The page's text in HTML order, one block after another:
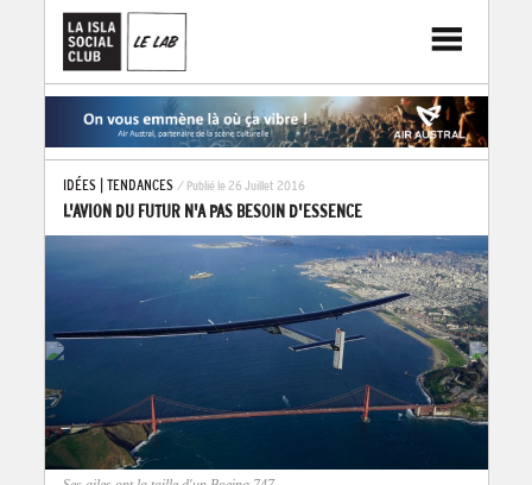
IDÉES| TENDANCES / Publié le 26 Juillet 2016
L'AVION DU FUTUR N'A PAS BESOIN D'ESSENCE